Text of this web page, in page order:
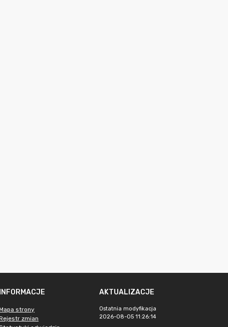
INFORMACJE
strony
zmian
AKTUALIZACJE
Ostatnia modyfikacja
2026-08-05 11:26:14